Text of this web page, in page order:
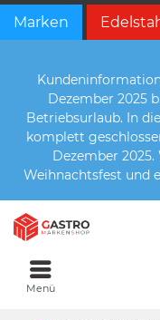
Marken
Dezember 2025
Betriebsurlaub. In
komplett
Dezember
Weihnachtsfest und
Menü